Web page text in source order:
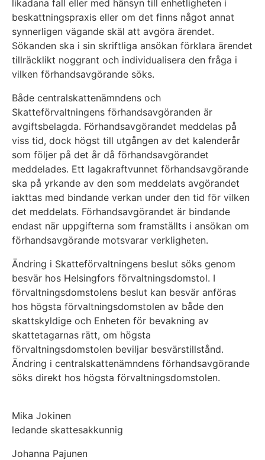
likadana fall eller med hänsyn till enhetligheten i
beskattningspraxis eller om det finns något annat
synnerligen vägande skäl att avgöra ärendet.
Sökanden ska i sin skriftliga ansökan förklara ärendet
tillräcklikt noggrant och individualisera den fråga i
vilken förhandsavgörande söks.
Både centralskattenämndens och
Skatteförvaltningens förhandsavgöranden är
avgiftsbelagda. Förhandsavgörandet meddelas på
viss tid, dock högst till utgången av det kalenderår
som följer på det år då förhandsavgörandet
meddelades. Ett lagakraftvunnet förhandsavgörande
ska på yrkande av den som meddelats avgörandet
iakttas med bindande verkan under den tid för vilken
det meddelats. Förhandsavgörandet är bindande
endast när uppgifterna som framställts i ansökan om
förhandsavgörande motsvarar verkligheten.
Ändring i Skatteförvaltningens beslut söks genom
besvär hos Helsingfors förvaltningsdomstol. I
förvaltningsdomstolens beslut kan besvär anföras
hos högsta förvaltningsdomstolen av både den
skattskyldige och Enheten för bevakning av
skattetagarnas rätt, om högsta
förvaltningsdomstolen beviljar besvärstillstånd.
Ändring i centralskattenämndens förhandsavgörande
söks direkt hos högsta förvaltningsdomstolen.
Mika Jokinen
ledande skattesakkunnig
Johanna Pajunen